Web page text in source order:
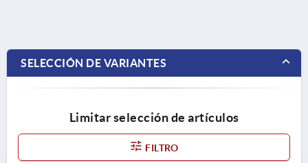
SELECCIÓN DE VARIANTES
Limitar selección de artículos
FILTRO